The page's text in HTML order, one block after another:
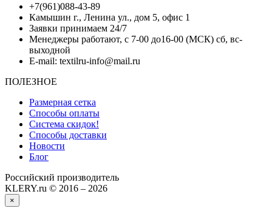
+7(961)088-43-89
Камышин г., Ленина ул., дом 5, офис 1
Заявки принимаем 24/7
Менеджеры работают, с 7-00 до16-00 (МСК) сб, вс-
выходной
E-mail: textilru-info@mail.ru
ПОЛЕЗНОЕ
Размерная сетка
Способы оплаты
Система скидок!
Способы доставки
Новости
Блог
Российский производитель
KLERY.ru © 2016 – 2026
×